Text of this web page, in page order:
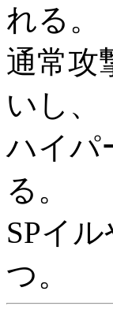
れる。
通常攻
いし、
ハイパ
る。
SPイ
つ。